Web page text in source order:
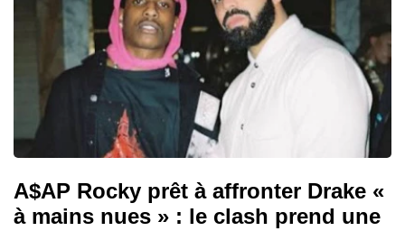
A$AP Rocky prêt à affronter Drake «
à mains nues » : le clash prend une